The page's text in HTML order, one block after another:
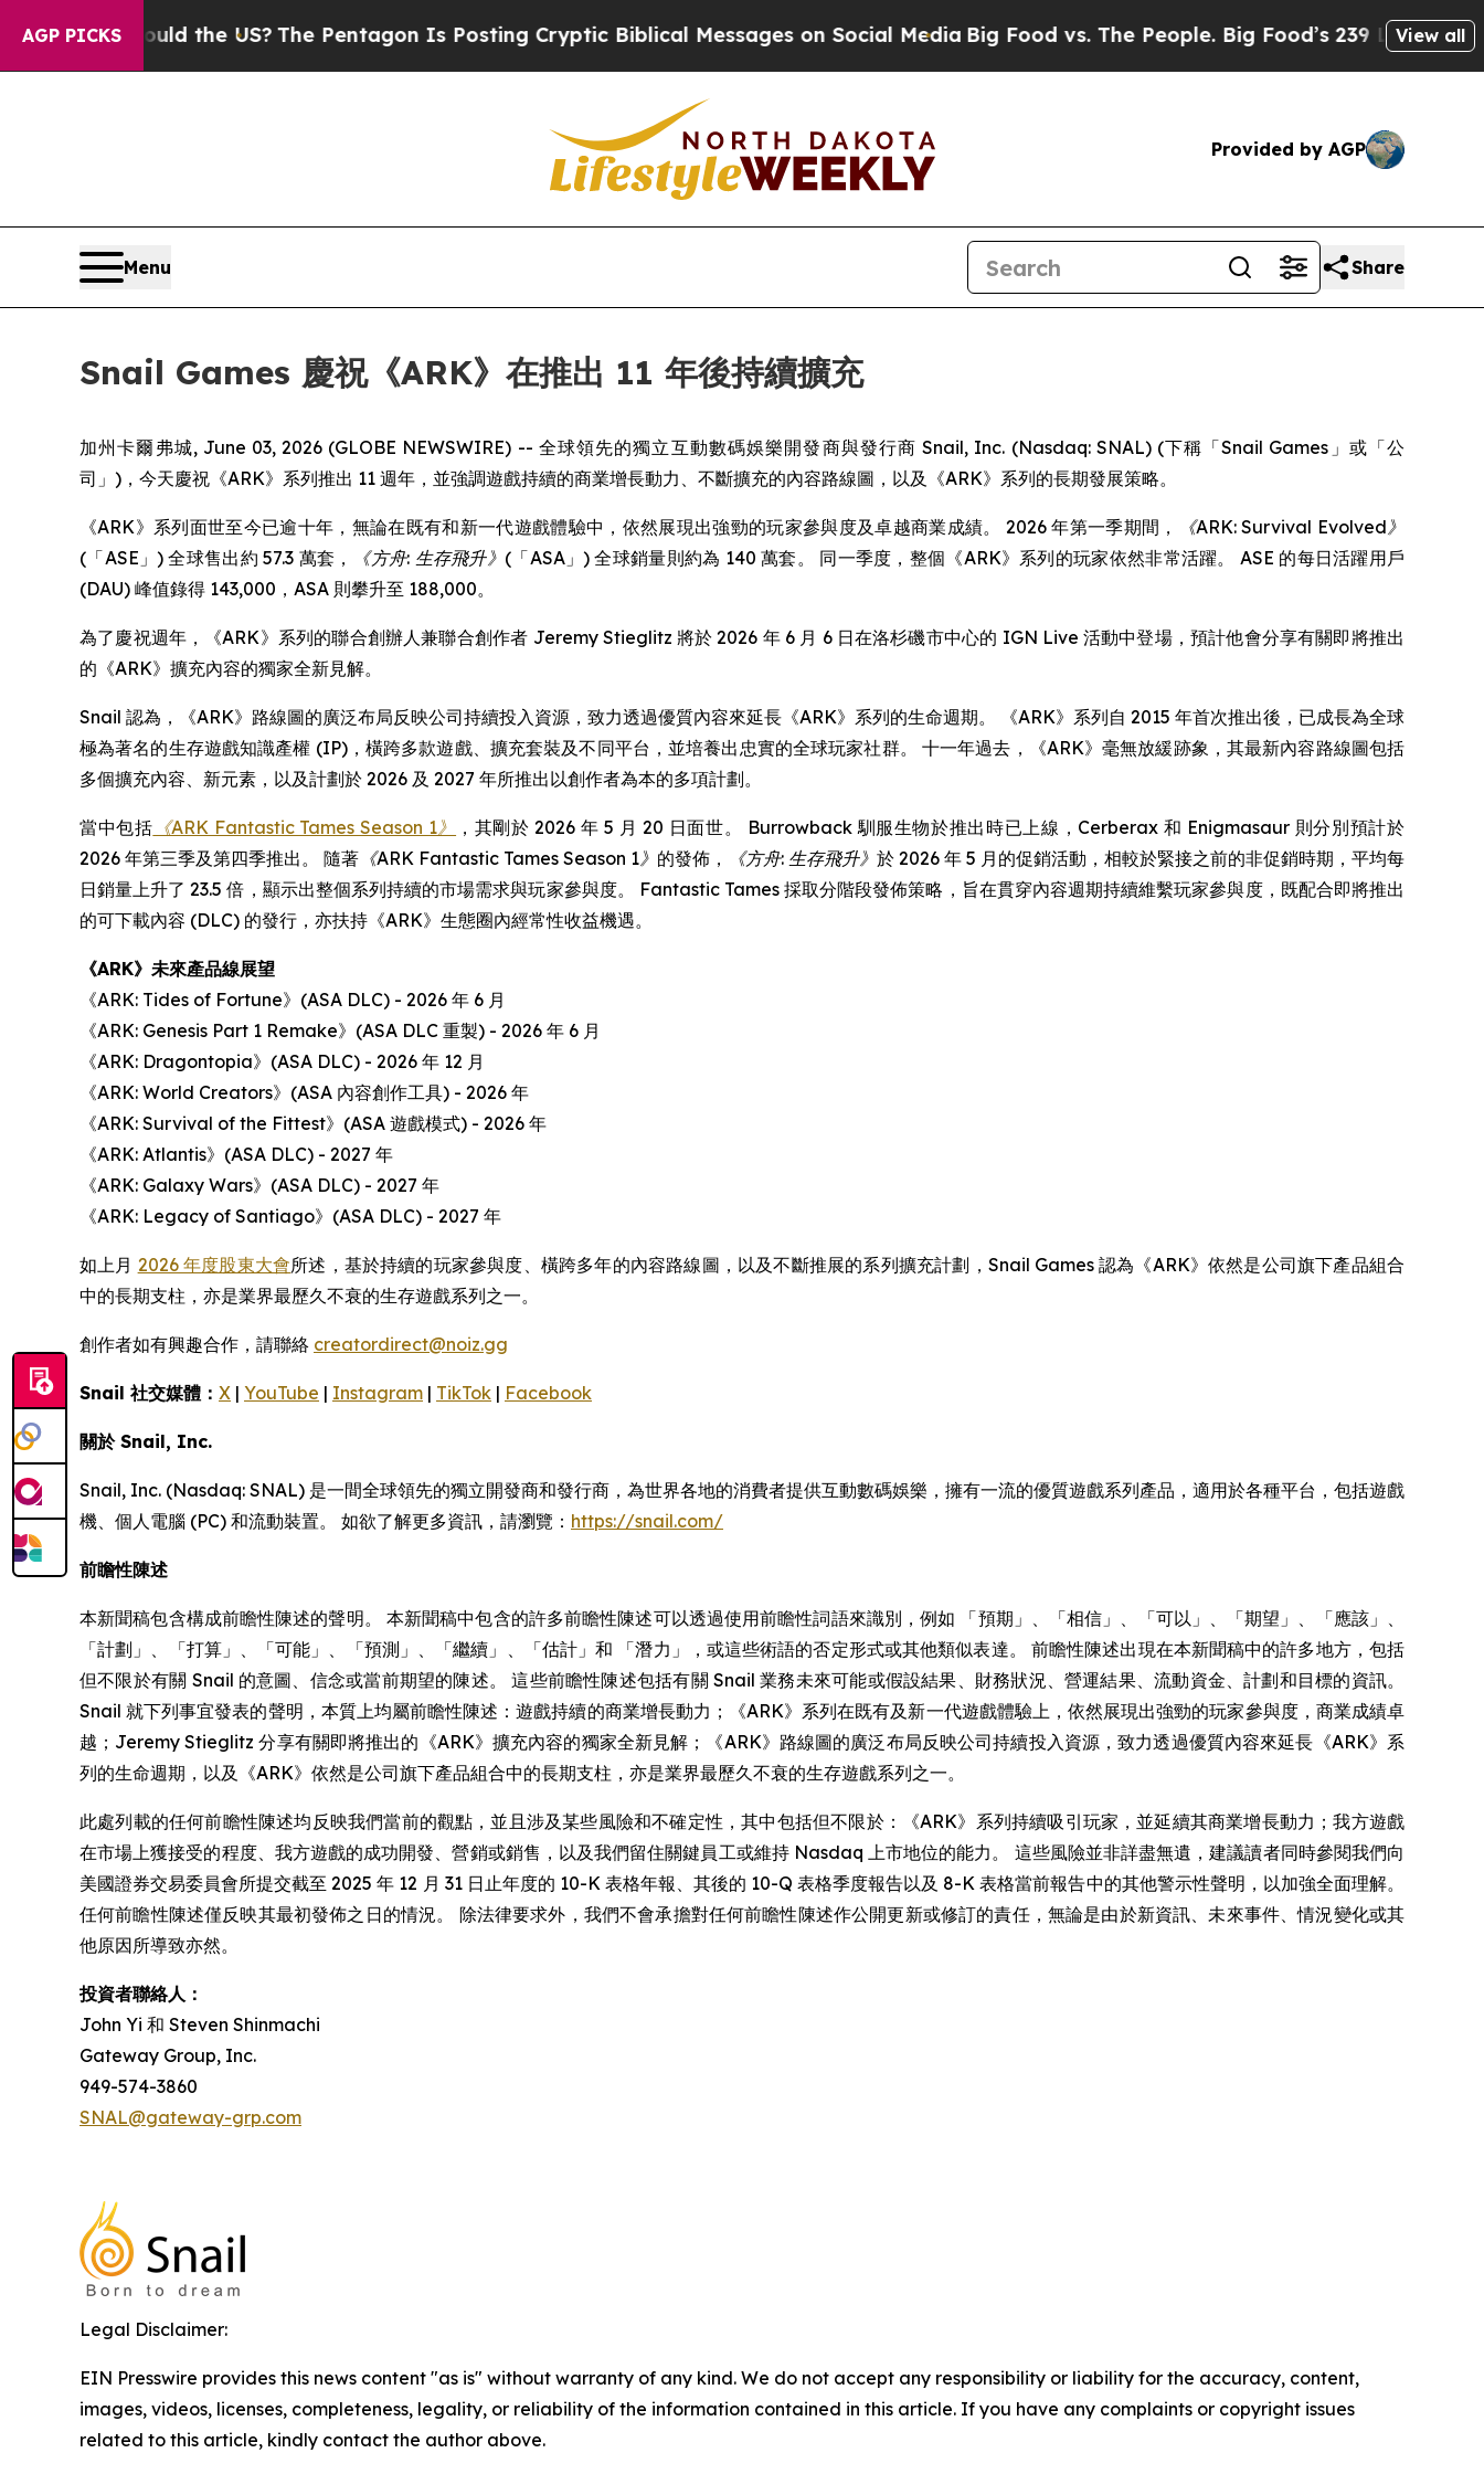
AGP PICKS
Should the US? The Pentagon Is Posting Cryptic Biblical Messages on Social MediaBig Food vs. The People. Big Food’s 239 Lawsuits Against
View all
Provided by AGP
Menu Share
Snail Games 慶祝《ARK》在推出 11 年後持續擴充
加州卡爾弗城, June 03, 2026 (GLOBE NEWSWIRE) -- 全球領先的獨立互動數碼娛樂開發商與發行商 Snail, Inc. (Nasdaq: SNAL) (下稱「Snail Games」或「公
司」)，今天慶祝《ARK》系列推出 11 週年，並強調遊戲持續的商業增長動力、不斷擴充的內容路線圖，以及《ARK》系列的長期發展策略。
《ARK》系列面世至今已逾十年，無論在既有和新一代遊戲體驗中，依然展現出強勁的玩家參與度及卓越商業成績。 2026 年第一季期間，
《ARK: Survival Evolved》
(「ASE」) 全球售出約 57.3 萬套，
《方舟: 生存飛升》 (「ASA」) 全球銷量則約為 140 萬套。 同一季度，整個《ARK》系列的玩家依然非常活躍。 ASE 的每日活躍用戶
(DAU) 峰值錄得 143,000，ASA 則攀升至 188,000。
為了慶祝週年，《ARK》系列的聯合創辦人兼聯合創作者 Jeremy Stieglitz 將於 2026 年 6 月 6 日在洛杉磯市中心的 IGN Live 活動中登場，預計他會分享有關即將推出
的《ARK》擴充內容的獨家全新見解。
Snail 認為，《ARK》路線圖的廣泛布局反映公司持續投入資源，致力透過優質內容來延長《ARK》系列的生命週期。 《ARK》系列自 2015 年首次推出後，已成長為全球
極為著名的生存遊戲知識產權 (IP)，橫跨多款遊戲、擴充套裝及不同平台，並培養出忠實的全球玩家社群。 十一年過去，《ARK》毫無放緩跡象，其最新內容路線圖包括
多個擴充內容、新元素，以及計劃於 2026 及 2027 年所推出以創作者為本的多項計劃。
當中包括 《ARK Fantastic Tames Season 1》
，其剛於 2026 年 5 月 20 日面世。 Burrowback 馴服生物於推出時已上線，Cerberax 和 Enigmasaur 則分別預計於
2026 年第三季及第四季推出。 隨著 《ARK Fantastic Tames Season 1》 的發佈， 《方舟: 生存飛升》 於 2026 年 5 月的促銷活動，相較於緊接之前的非促銷時期，平均每
日銷量上升了 23.5 倍，顯示出整個系列持續的市場需求與玩家參與度。 Fantastic Tames 採取分階段發佈策略，旨在貫穿內容週期持續維繫玩家參與度，既配合即將推出
的可下載內容 (DLC) 的發行，亦扶持《ARK》生態圈內經常性收益機遇。
《ARK》未來產品線展望
《ARK: Tides of Fortune》(ASA DLC) - 2026 年 6 月
《ARK: Genesis Part 1 Remake》(ASA DLC 重製) - 2026 年 6 月
《ARK: Dragontopia》(ASA DLC) - 2026 年 12 月
《ARK: World Creators》(ASA 內容創作工具) - 2026 年
《ARK: Survival of the Fittest》(ASA 遊戲模式) - 2026 年
《ARK: Atlantis》(ASA DLC) - 2027 年
《ARK: Galaxy Wars》(ASA DLC) - 2027 年
《ARK: Legacy of Santiago》(ASA DLC) - 2027 年
如上月 2026 年度股東大會所述，基於持續的玩家參與度、橫跨多年的內容路線圖，以及不斷推展的系列擴充計劃，Snail Games 認為《ARK》依然是公司旗下產品組合
中的長期支柱，亦是業界最歷久不衰的生存遊戲系列之一。
創作者如有興趣合作，請聯絡 creatordirect@noiz.gg
Snail 社交媒體： X | YouTube | Instagram | TikTok | Facebook
關於 Snail, Inc.
Snail, Inc. (Nasdaq: SNAL) 是一間全球領先的獨立開發商和發行商，為世界各地的消費者提供互動數碼娛樂，擁有一流的優質遊戲系列產品，適用於各種平台，包括遊戲
機、個人電腦 (PC) 和流動裝置。 如欲了解更多資訊，請瀏覽： https://snail.com/
前瞻性陳述
本新聞稿包含構成前瞻性陳述的聲明。 本新聞稿中包含的許多前瞻性陳述可以透過使用前瞻性詞語來識別，例如 「預期」、「相信」、「可以」、「期望」、「應該」、
「計劃」、「打算」、「可能」、「預測」、「繼續」、「估計」和 「潛力」，或這些術語的否定形式或其他類似表達。 前瞻性陳述出現在本新聞稿中的許多地方，包括
但不限於有關 Snail 的意圖、信念或當前期望的陳述。 這些前瞻性陳述包括有關 Snail 業務未來可能或假設結果、財務狀況、營運結果、流動資金、計劃和目標的資訊。
Snail 就下列事宜發表的聲明，本質上均屬前瞻性陳述：遊戲持續的商業增長動力；《ARK》系列在既有及新一代遊戲體驗上，依然展現出強勁的玩家參與度，商業成績卓
越；Jeremy Stieglitz 分享有關即將推出的《ARK》擴充內容的獨家全新見解；《ARK》路線圖的廣泛布局反映公司持續投入資源，致力透過優質內容來延長《ARK》系
列的生命週期，以及《ARK》依然是公司旗下產品組合中的長期支柱，亦是業界最歷久不衰的生存遊戲系列之一。
此處列載的任何前瞻性陳述均反映我們當前的觀點，並且涉及某些風險和不確定性，其中包括但不限於：《ARK》系列持續吸引玩家，並延續其商業增長動力；我方遊戲
在市場上獲接受的程度、我方遊戲的成功開發、營銷或銷售，以及我們留住關鍵員工或維持 Nasdaq 上市地位的能力。 這些風險並非詳盡無遺，建議讀者同時參閱我們向
美國證券交易委員會所提交截至 2025 年 12 月 31 日止年度的 10-K 表格年報、其後的 10-Q 表格季度報告以及 8-K 表格當前報告中的其他警示性聲明，以加強全面理解。
任何前瞻性陳述僅反映其最初發佈之日的情況。 除法律要求外，我們不會承擔對任何前瞻性陳述作公開更新或修訂的責任，無論是由於新資訊、未來事件、情況變化或其
他原因所導致亦然。
投資者聯絡人：
John Yi 和 Steven Shinmachi
Gateway Group, Inc.
949-574-3860
SNAL@gateway-grp.com
Legal Disclaimer:
EIN Presswire provides this news content "as is" without warranty of any kind. We do not accept any responsibility or liability for the accuracy, content,
images, videos, licenses, completeness, legality, or reliability of the information contained in this article. If you have any complaints or copyright issues
related to this article, kindly contact the author above.